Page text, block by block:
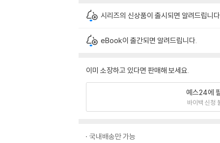
시리즈의 신상품이 출시되면 알려드립니
eBook이 출간되면 알려드립니다.
이미 소장하고 있다면 판매해 보세요.
예스24에
바이백 신청
국내배송만 가능